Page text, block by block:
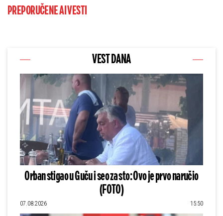
PREPORUČENE AI VESTI
VEST DANA
Orban stigao u Guču i seo za sto: Ovo je prvo naručio
(FOTO)
07.08.2026 15:50